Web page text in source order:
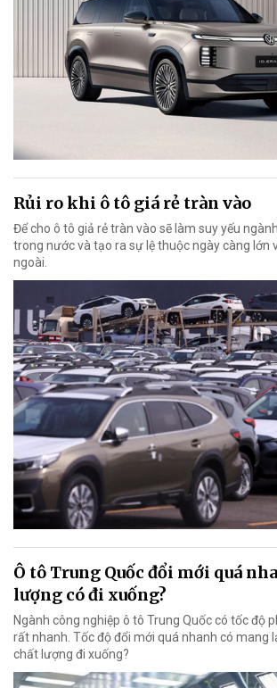
Rủi ro khi ô tô giá rẻ tràn vào
Để cho ô tô giả rẻ tràn vào sẽ làm suy yếu
trong nước và tạo ra sự lệ thuộc ngày càng lớn
ngoài.
Ô tô Trung Quốc đổi mới quá
lượng có đi xuống?
Ngành công nghiệp ô tô Trung Quốc có tốc độ
rất nhanh. Tốc độ đổi mới quá nhanh có mang
chất lượng đi xuống?